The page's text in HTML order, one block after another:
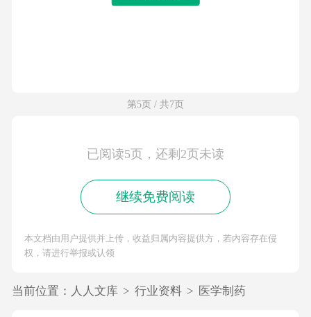
第5页 / 共7页
已阅读5页，还剩2页未读
继续免费阅读
本文档由用户提供并上传，收益归属内容提供方，若内容存在侵
权，请进行举报或认领
当前位置： 人人文库 > 行业资料 > 医学制药